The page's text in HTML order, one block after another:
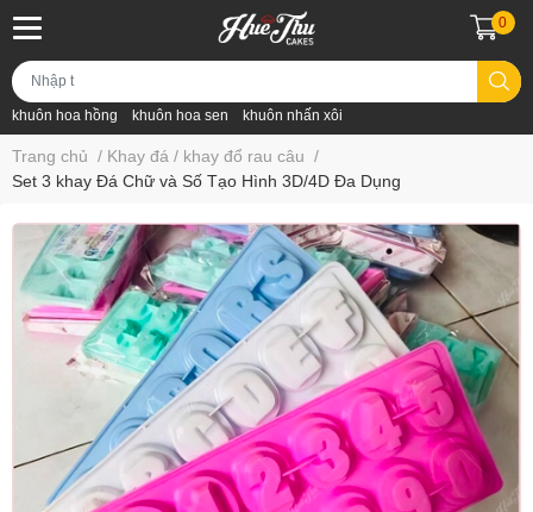
khuôn hoa hồng khuôn hoa sen khuôn nhấn xôi
0
Trang chủ / Khay đá / khay đổ rau câu /
Set 3 khay Đá Chữ và Số Tạo Hình 3D/4D Đa Dụng